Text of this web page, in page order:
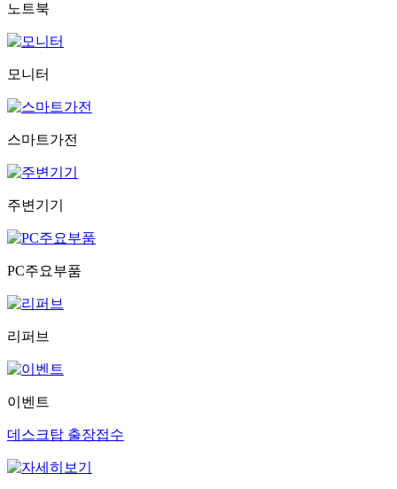
노트북
모니터
스마트가전
주변기기
PC주요부품
리퍼브
이벤트
데스크탑 출장접수